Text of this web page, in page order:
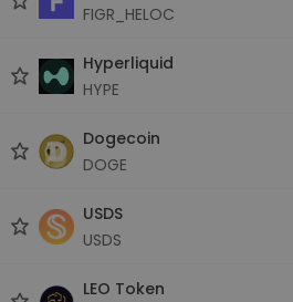
FIGR_HELOC
Hyperliquid
HYPE
Dogecoin
DOGE
USDS
USDS
LEO Token